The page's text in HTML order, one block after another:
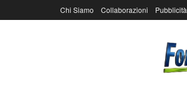
Chi Siamo Collaborazioni Pubblicità